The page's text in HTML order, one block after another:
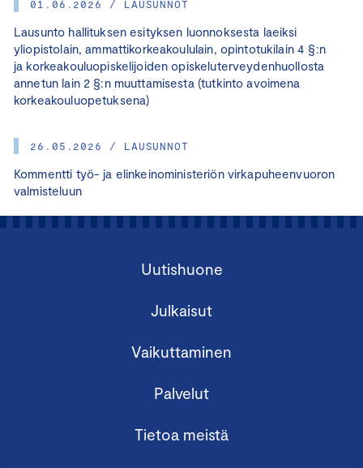
01.06.2026 / LAUSUNNOT
Lausunto hallituksen esityksen luonnoksesta laeiksi
yliopistolain, ammattikorkeakoululain, opintotukilain 4 §:n
ja korkeakouluopiskelijoiden opiskeluterveydenhuollosta
annetun lain 2 §:n muuttamisesta (tutkinto avoimena
korkeakouluopetuksena)
26.05.2026 / LAUSUNNOT
Kommentti työ- ja elinkeinoministeriön virkapuheenvuoron
valmisteluun
Uutishuone
Julkaisut
Vaikuttaminen
Palvelut
Tietoa meistä